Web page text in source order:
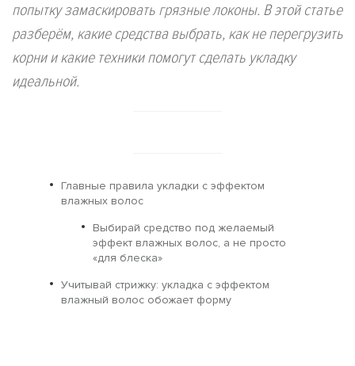
попытку замаскировать грязные локоны. В этой статье
разберём, какие средства выбрать, как не перегрузить
корни и какие техники помогут сделать укладку
идеальной.
Главные правила укладки с эффектом
влажных волос
Выбирай средство под желаемый
эффект влажных волос, а не просто
«для блеска»
Учитывай стрижку: укладка с эффектом
влажный волос обожает форму